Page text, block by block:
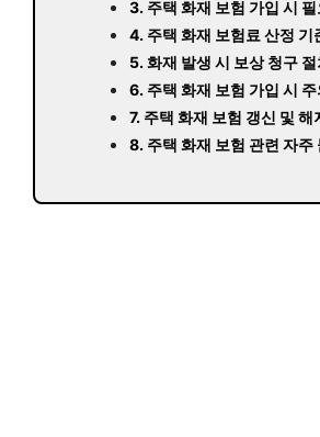
3. 주택 화재 보험 가입 시
4. 주택 화재 보험료 산정 기
5. 화재 발생 시 보상 청구
6. 주택 화재 보험 가입 시
7. 주택 화재 보험 갱신 및 해
8. 주택 화재 보험 관련 자주